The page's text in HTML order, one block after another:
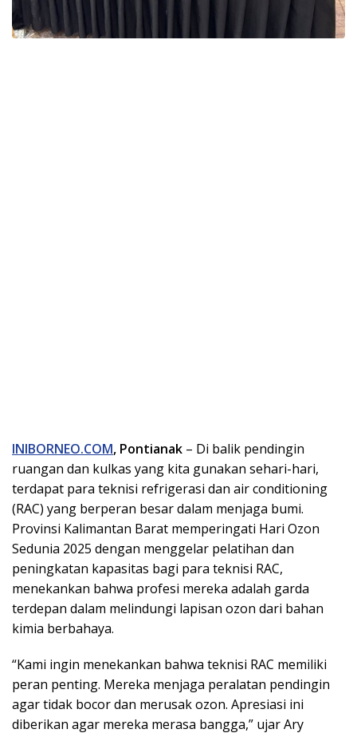
INIBORNEO.COM, Pontianak – Di balik pendingin
ruangan dan kulkas yang kita gunakan sehari-hari,
terdapat para teknisi refrigerasi dan air conditioning
(RAC) yang berperan besar dalam menjaga bumi.
Provinsi Kalimantan Barat memperingati Hari Ozon
Sedunia 2025 dengan menggelar pelatihan dan
peningkatan kapasitas bagi para teknisi RAC,
menekankan bahwa profesi mereka adalah garda
terdepan dalam melindungi lapisan ozon dari bahan
kimia berbahaya.
“Kami ingin menekankan bahwa teknisi RAC memiliki
peran penting. Mereka menjaga peralatan pendingin
agar tidak bocor dan merusak ozon. Apresiasi ini
diberikan agar mereka merasa bangga,” ujar Ary